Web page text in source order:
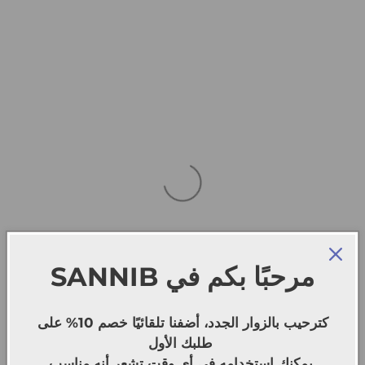
SANNIB
كترحيب بالزوار الجدد، أضفنا تلقائيًا خصم 10% على